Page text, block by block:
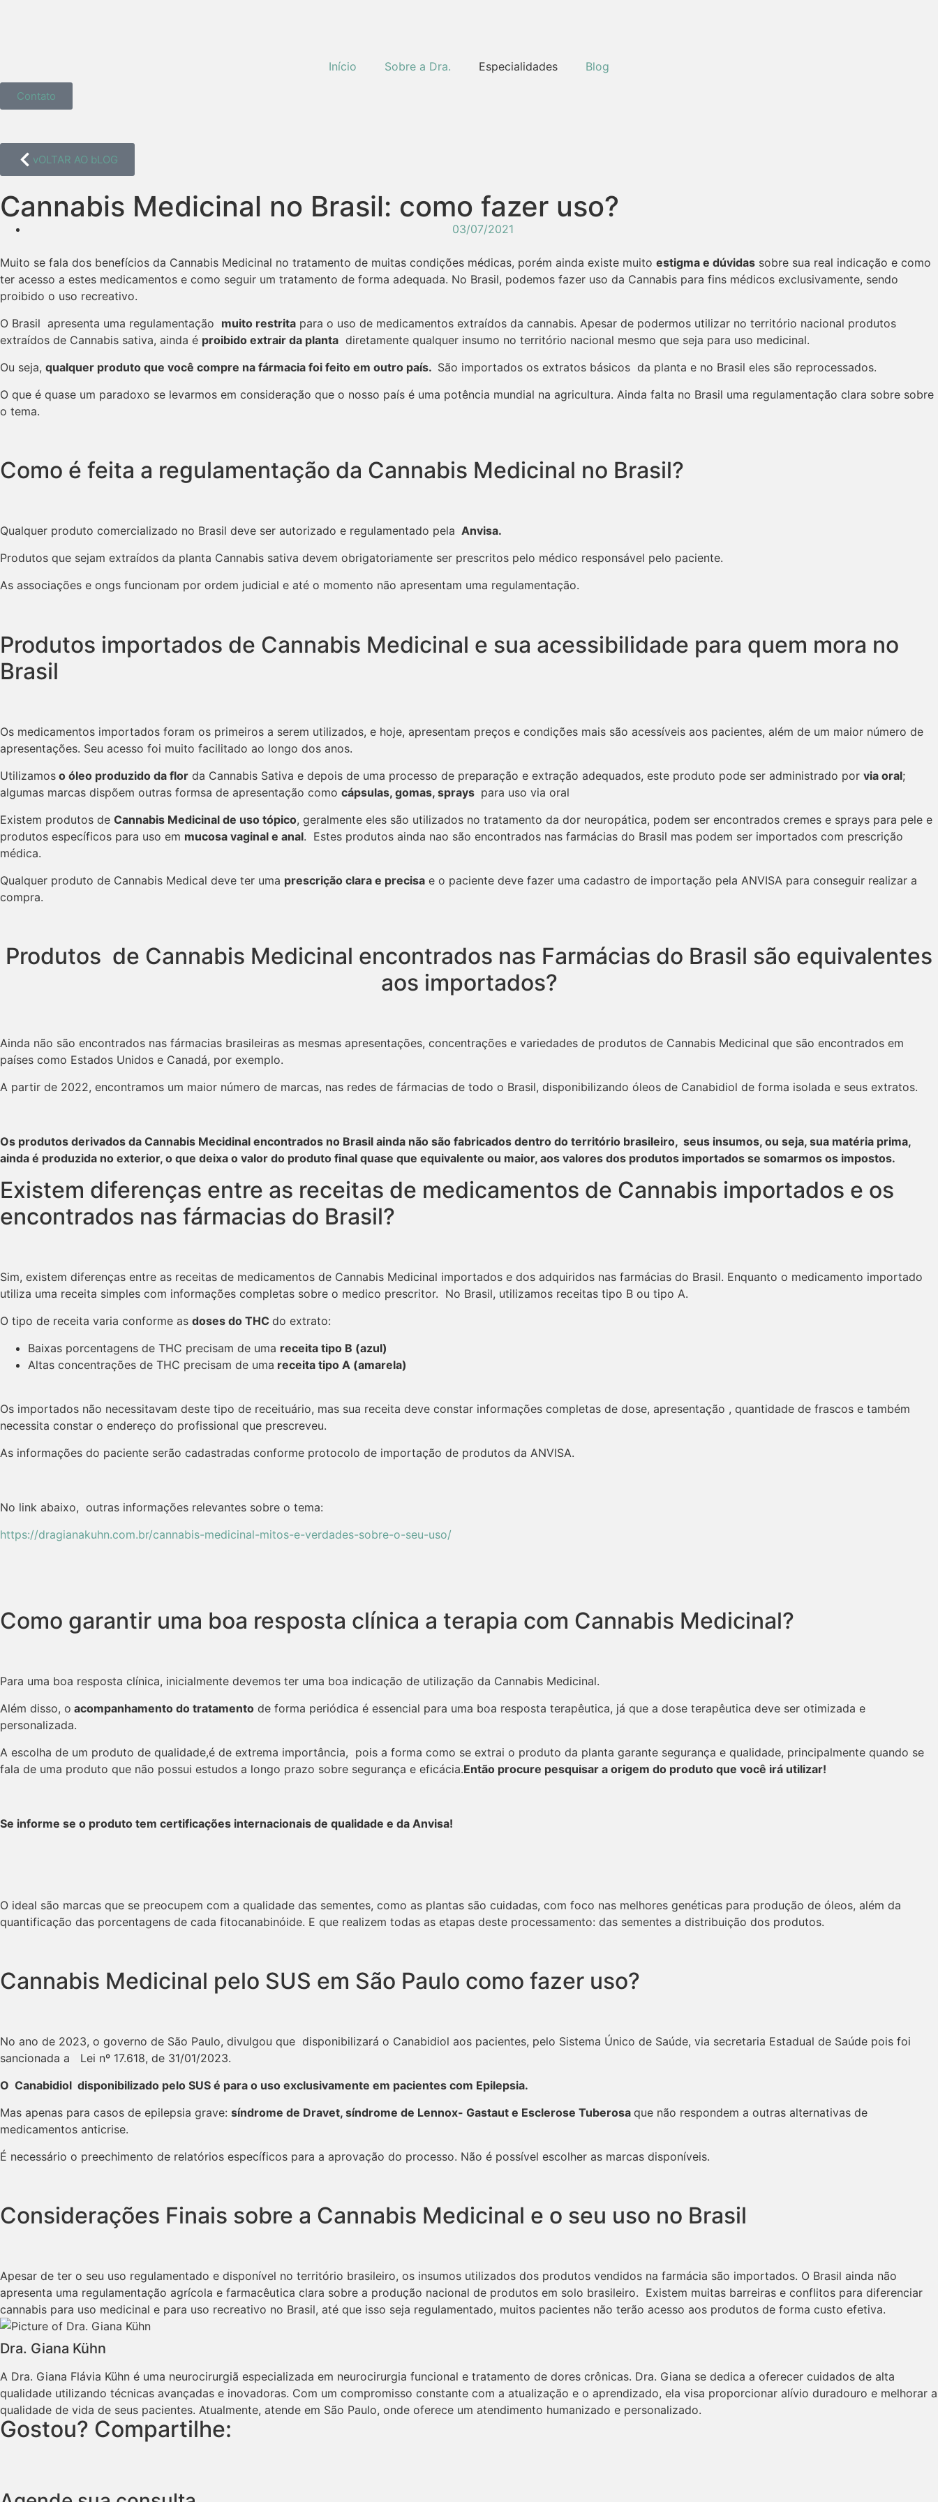
Início Sobre a Dra. Especialidades Blog
Contato
vOLTAR AO bLOG
Cannabis Medicinal no Brasil: como fazer uso?
03/07/2021
Muito se fala dos benefícios da Cannabis Medicinal no tratamento de muitas condições médicas, porém ainda existe muito estigma e dúvidas sobre sua real indicação e como
ter acesso a estes medicamentos e como seguir um tratamento de forma adequada. No Brasil, podemos fazer uso da Cannabis para fins médicos exclusivamente, sendo
proibido o uso recreativo.
O Brasil apresenta uma regulamentação muito restrita para o uso de medicamentos extraídos da cannabis. Apesar de podermos utilizar no território nacional produtos
extraídos de Cannabis sativa, ainda é proibido extrair da planta diretamente qualquer insumo no território nacional mesmo que seja para uso medicinal.
Ou seja, qualquer produto que você compre na fármacia foi feito em outro país. São importados os extratos básicos da planta e no Brasil eles são reprocessados.
O que é quase um paradoxo se levarmos em consideração que o nosso país é uma potência mundial na agricultura. Ainda falta no Brasil uma regulamentação clara sobre sobre
o tema.
Como é feita a regulamentação da Cannabis Medicinal no Brasil?
Qualquer produto comercializado no Brasil deve ser autorizado e regulamentado pela Anvisa.
Produtos que sejam extraídos da planta Cannabis sativa devem obrigatoriamente ser prescritos pelo médico responsável pelo paciente.
As associações e ongs funcionam por ordem judicial e até o momento não apresentam uma regulamentação.
Produtos importados de Cannabis Medicinal e sua acessibilidade para quem mora no
Brasil
Os medicamentos importados foram os primeiros a serem utilizados, e hoje, apresentam preços e condições mais são acessíveis aos pacientes, além de um maior número de
apresentações. Seu acesso foi muito facilitado ao longo dos anos.
Utilizamos o óleo produzido da flor da Cannabis Sativa e depois de uma processo de preparação e extração adequados, este produto pode ser administrado por via oral;
algumas marcas dispõem outras formsa de apresentação como cápsulas, gomas, sprays para uso via oral
Existem produtos de Cannabis Medicinal de uso tópico, geralmente eles são utilizados no tratamento da dor neuropática, podem ser encontrados cremes e sprays para pele e
produtos específicos para uso em mucosa vaginal e anal. Estes produtos ainda nao são encontrados nas farmácias do Brasil mas podem ser importados com prescrição
médica.
Qualquer produto de Cannabis Medical deve ter uma prescrição clara e precisa e o paciente deve fazer uma cadastro de importação pela ANVISA para conseguir realizar a
compra.
Produtos de Cannabis Medicinal encontrados nas Farmácias do Brasil são equivalentes
aos importados?
Ainda não são encontrados nas fármacias brasileiras as mesmas apresentações, concentrações e variedades de produtos de Cannabis Medicinal que são encontrados em
países como Estados Unidos e Canadá, por exemplo.
A partir de 2022, encontramos um maior número de marcas, nas redes de fármacias de todo o Brasil, disponibilizando óleos de Canabidiol de forma isolada e seus extratos.
Os produtos derivados da Cannabis Mecidinal encontrados no Brasil ainda não são fabricados dentro do território brasileiro, seus insumos, ou seja, sua matéria prima,
ainda é produzida no exterior, o que deixa o valor do produto final quase que equivalente ou maior, aos valores dos produtos importados se somarmos os impostos.
Existem diferenças entre as receitas de medicamentos de Cannabis importados e os
encontrados nas fármacias do Brasil?
Sim, existem diferenças entre as receitas de medicamentos de Cannabis Medicinal importados e dos adquiridos nas farmácias do Brasil. Enquanto o medicamento importado
utiliza uma receita simples com informações completas sobre o medico prescritor. No Brasil, utilizamos receitas tipo B ou tipo A.
O tipo de receita varia conforme as doses do THC do extrato:
Baixas porcentagens de THC precisam de uma receita tipo B (azul)
Altas concentrações de THC precisam de uma receita tipo A (amarela)
Os importados não necessitavam deste tipo de receituário, mas sua receita deve constar informações completas de dose, apresentação , quantidade de frascos e também
necessita constar o endereço do profissional que prescreveu.
As informações do paciente serão cadastradas conforme protocolo de importação de produtos da ANVISA.
No link abaixo, outras informações relevantes sobre o tema:
https://dragianakuhn.com.br/cannabis-medicinal-mitos-e-verdades-sobre-o-seu-uso/
Como garantir uma boa resposta clínica a terapia com Cannabis Medicinal?
Para uma boa resposta clínica, inicialmente devemos ter uma boa indicação de utilização da Cannabis Medicinal.
Além disso, o acompanhamento do tratamento de forma periódica é essencial para uma boa resposta terapêutica, já que a dose terapêutica deve ser otimizada e
personalizada.
A escolha de um produto de qualidade,é de extrema importância, pois a forma como se extrai o produto da planta garante segurança e qualidade, principalmente quando se
fala de uma produto que não possui estudos a longo prazo sobre segurança e eficácia.Então procure pesquisar a origem do produto que você irá utilizar!
Se informe se o produto tem certificações internacionais de qualidade e da Anvisa!
O ideal são marcas que se preocupem com a qualidade das sementes, como as plantas são cuidadas, com foco nas melhores genéticas para produção de óleos, além da
quantificação das porcentagens de cada fitocanabinóide. E que realizem todas as etapas deste processamento: das sementes a distribuição dos produtos.
Cannabis Medicinal pelo SUS em São Paulo como fazer uso?
No ano de 2023, o governo de São Paulo, divulgou que disponibilizará o Canabidiol aos pacientes, pelo Sistema Único de Saúde, via secretaria Estadual de Saúde pois foi
sancionada a Lei nº 17.618, de 31/01/2023.
O Canabidiol disponibilizado pelo SUS é para o uso exclusivamente em pacientes com Epilepsia.
Mas apenas para casos de epilepsia grave: síndrome de Dravet, síndrome de Lennox- Gastaut e Esclerose Tuberosa que não respondem a outras alternativas de
medicamentos anticrise.
É necessário o preechimento de relatórios específicos para a aprovação do processo. Não é possível escolher as marcas disponíveis.
Considerações Finais sobre a Cannabis Medicinal e o seu uso no Brasil
Apesar de ter o seu uso regulamentado e disponível no território brasileiro, os insumos utilizados dos produtos vendidos na farmácia são importados. O Brasil ainda não
apresenta uma regulamentação agrícola e farmacêutica clara sobre a produção nacional de produtos em solo brasileiro. Existem muitas barreiras e conflitos para diferenciar
cannabis para uso medicinal e para uso recreativo no Brasil, até que isso seja regulamentado, muitos pacientes não terão acesso aos produtos de forma custo efetiva.
Dra. Giana Kühn
A Dra. Giana Flávia Kühn é uma neurocirurgiã especializada em neurocirurgia funcional e tratamento de dores crônicas. Dra. Giana se dedica a oferecer cuidados de alta
qualidade utilizando técnicas avançadas e inovadoras. Com um compromisso constante com a atualização e o aprendizado, ela visa proporcionar alívio duradouro e melhorar a
qualidade de vida de seus pacientes. Atualmente, atende em São Paulo, onde oferece um atendimento humanizado e personalizado.
Gostou? Compartilhe: